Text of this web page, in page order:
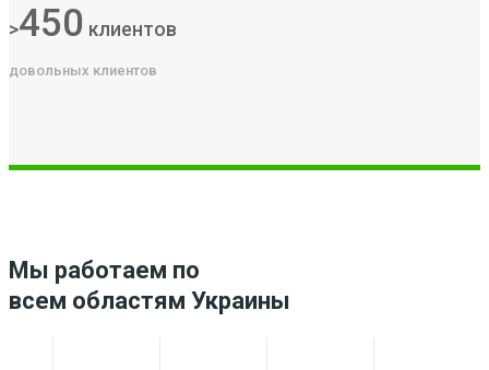
>450 клиентов
довольных клиентов
Мы работаем по
всем областям Украины